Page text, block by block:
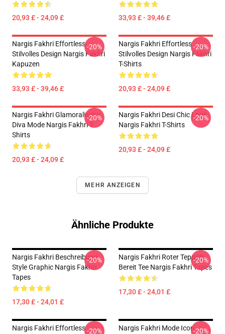
20,93 £ - 24,09 £ 33,93 £ - 39,46 £
Nargis Fakhri Effortless
Stilvolles Design Nargis Fakhri
Kapuzen
33,93 £ - 39,46 £
-20%
Nargis Fakhri Effortless
Stilvolles Design Nargis Fakhri
T-Shirts
20,93 £ - 24,09 £
-20%
Nargis Fakhri Glamoralische
Diva Mode Nargis Fakhri T-
Shirts
20,93 £ - 24,09 £
-20%
Nargis Fakhri Desi Chic Look
Nargis Fakhri T-Shirts
20,93 £ - 24,09 £
-20%
MEHR ANZEIGEN
Ähnliche Produkte
Nargis Fakhri Beschreibung
Style Graphic Nargis Fakhri
Tapes
17,30 £ - 24,01 £
-20%
Nargis Fakhri Roter Teppich
Bereit Tee Nargis Fakhri Tapes
17,30 £ - 24,01 £
-20%
Nargis Fakhri Effortless-20%
Nargis Fakhri Mode Icon-20%